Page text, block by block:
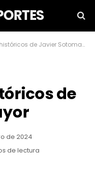
de Javier Sotomayor
de
de 2024
de lectura